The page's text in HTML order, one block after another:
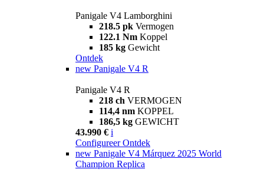
Panigale V4 Lamborghini
218.5 pk Vermogen
122.1 Nm Koppel
185 kg Gewicht
Ontdek
new Panigale V4 R
Panigale V4 R
218 ch VERMOGEN
114,4 nm KOPPEL
186,5 kg GEWICHT
43.990 € i
Configureer Ontdek
new Panigale V4 Márquez 2025 World
Champion Replica